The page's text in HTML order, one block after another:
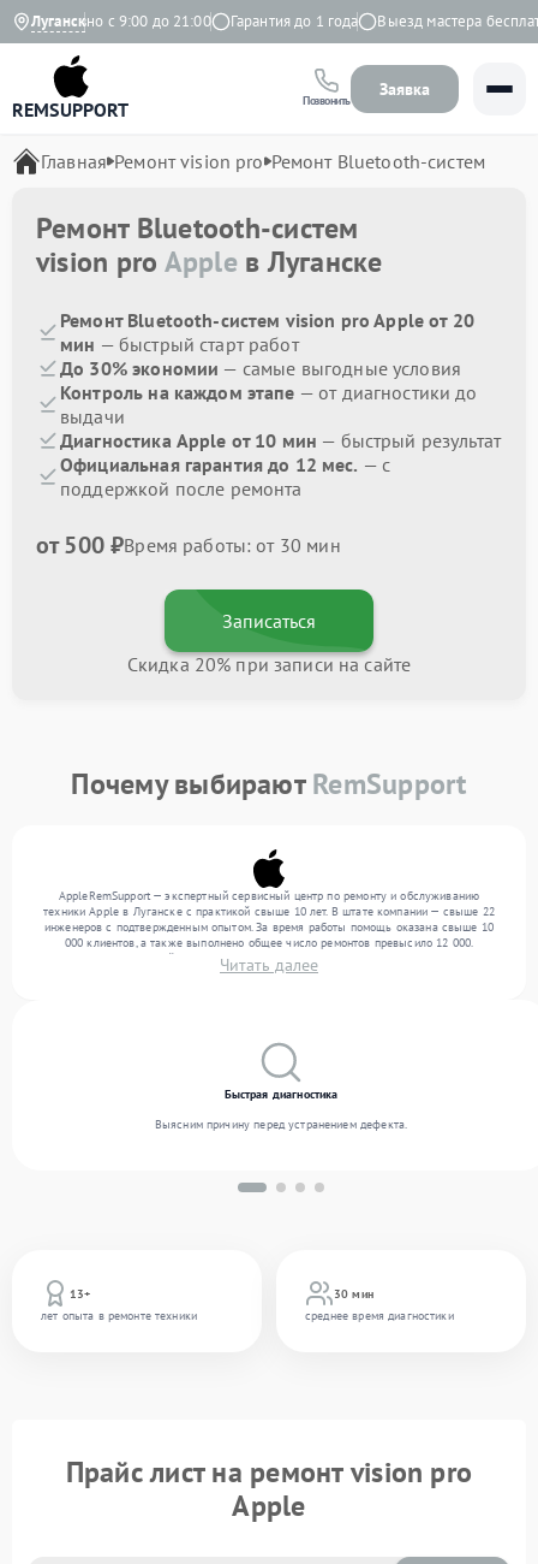
Луганск
Ежедневно с 9:00 до 21:00 Гарантия до 1 года Выезд мастера
REMSUPPORT Позвонить
Заявка
Главная Ремонт vision pro Ремонт Bluetooth-систем
Ремонт Bluetooth-систем
vision pro Appleв Луганске
Ремонт Bluetooth-систем vision pro Apple от 20
мин — быстрый старт работ
До 30% экономии — самые выгодные условия
Контроль на каждом этапе — от диагностики до
выдачи
Диагностика Apple от 10 мин — быстрый результат
Официальная гарантия до 12 мес. — с
поддержкой после ремонта
от 500 ₽Время работы: от 30 мин
Записаться
Скидка 20% при записи на сайте
Почему выбираютRemSupport
AppleRemSupport — экспертный сервисный центр по ремонту и обслуживанию
техники Apple в Луганске с практикой свыше 10 лет. В штате компании — свыше 22
инженеров с подтвержденным опытом. За время работы помощь оказана свыше 10
000 клиентов, а также выполнено общее число ремонтов превысило 12 000.
Ежемесячно в сервисный центр поступает свыше 300 единиц техники, включая , , . Мы
устраняем поломки любой сложности и поддерживаем высокий стандарт качества
Читать далее
13+
лет опыта в ремонте техники
30 мин
среднее время диагностики
Быстрая диагностика
Выясним причину перед устранением дефекта.
Прайс лист на ремонт vision pro
Apple